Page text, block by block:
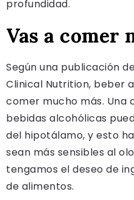
profundidad.
Vas a comer
Según una publicación
Clinical Nutrition, beber
comer mucho más. Una
bebidas alcohólicas
del hipotálamo, y esto
sean más sensibles al
tengamos el deseo de
de alimentos.